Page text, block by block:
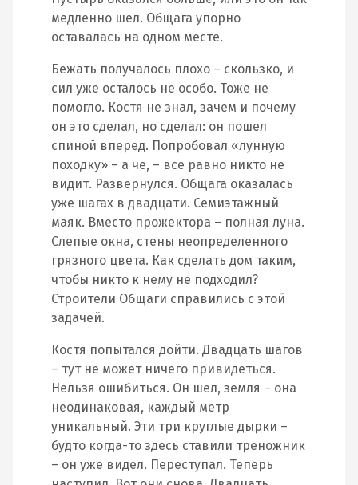
медленно шел. Общага упорно
оставалась на одном месте.
Бежать получалось плохо – скользко, и
сил уже осталось не особо. Тоже не
помогло. Костя не знал, зачем и почему
он это сделал, но сделал: он пошел
спиной вперед. Попробовал «лунную
походку» – а че, – все равно никто не
видит. Развернулся. Общага оказалась
уже шагах в двадцати. Семиэтажный
маяк. Вместо прожектора – полная луна.
Слепые окна, стены неопределенного
грязного цвета. Как сделать дом таким,
чтобы никто к нему не подходил?
Строители Общаги справились с этой
задачей.
Костя попытался дойти. Двадцать шагов
– тут не может ничего привидеться.
Нельзя ошибиться. Он шел, земля – она
неодинаковая, каждый метр
уникальный. Эти три круглые дырки –
будто когда-то здесь ставили треножник
– он уже видел. Переступал. Теперь